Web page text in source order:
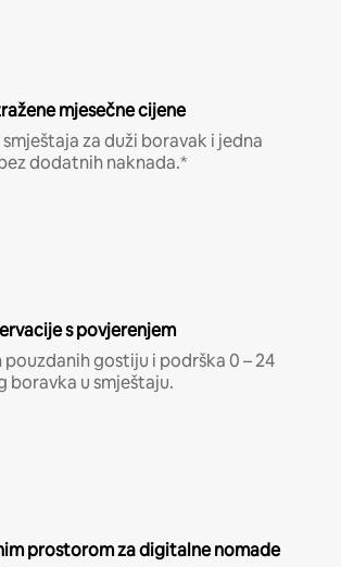
mjesečne cijene
za duži boravak i jedna
dodatnih naknada.*
s povjerenjem
pouzdanih gostiju i podrška 0 – 24
u smještaju.
prostorom za digitalne nomade